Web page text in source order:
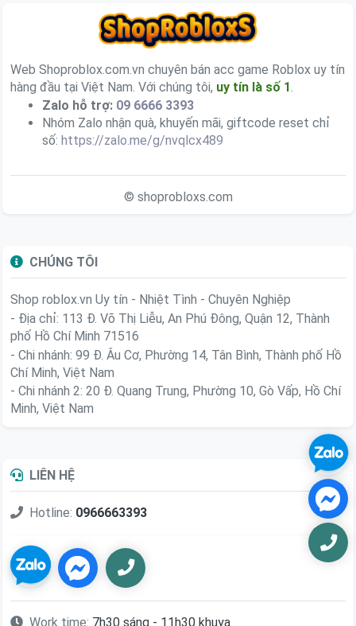
Web Shoproblox.com.vn chuyên bán acc game Roblox uy tín
hàng đầu tại Việt Nam. Với chúng tôi, uy tín là số 1
Zalo hỗ trợ: 09 6666 3393
Nhóm Zalo nhận quà, khuyến mãi, giftcode reset chỉ
số: https://zalo.me/g/nvqlcx489
© shoprobloxs.com
CHÚNG TÔI
Shop roblox.vn Uy tín - Nhiệt Tình - Chuyên Nghiệp
- Địa chỉ: 113 Đ. Võ Thị Liễu, An Phú Đông, Quận 12, Thành
phố Hồ Chí Minh 71516
- Chi nhánh: 99 Đ. Âu Cơ, Phường 14, Tân Bình, Thành phố Hồ
Chí Minh, Việt Nam
- Chi nhánh 2: 20 Đ. Quang Trung, Phường 10, Gò Vấp, Hồ Chí
Minh, Việt Nam
LIÊN HỆ
Hotline: 0966663393
Work time: 7h30 sáng - 11h30 khuya